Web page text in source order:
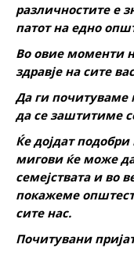
различностите е
патот на едно
Во овие моменти
здравје на сите
Да ги почитуваме
да се заштитиме
Ќе дојдат
мигови ќе може
семејствата и во
покажеме
сите нас.
Почитувани